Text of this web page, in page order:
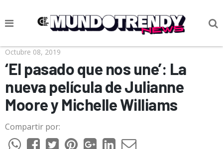
NOTICIAS
CULTURA POP
CIENCIA Y TECNOLOGÍA
VIDA
SOCIEDAD
Octubre 08, 2019
‘El pasado que nos une’: La
nueva película de Julianne
Moore y Michelle Williams
Compartir por: